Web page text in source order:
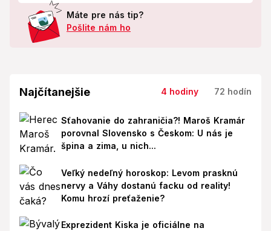
Máte pre nás tip?
Pošlite nám ho
Najčítanejšie 4 hodiny 72 hodín
Sťahovanie do zahraničia?! Maroš Kramár
porovnal Slovensko s Českom: U nás je
špina a zima, u nich...
Veľký nedeľný horoskop: Levom prasknú
nervy a Váhy dostanú facku od reality!
Komu hrozí preťaženie?
Exprezident Kiska je oficiálne na